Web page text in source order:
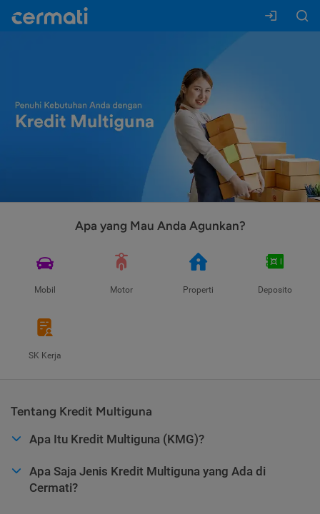
Apa yang Mau Anda Agunkan?
Mobil Motor Properti Deposito
SK Kerja
Tentang Kredit Multiguna
Apa Itu Kredit Multiguna (KMG)?
Apa Saja Jenis Kredit Multiguna yang Ada di
Cermati?